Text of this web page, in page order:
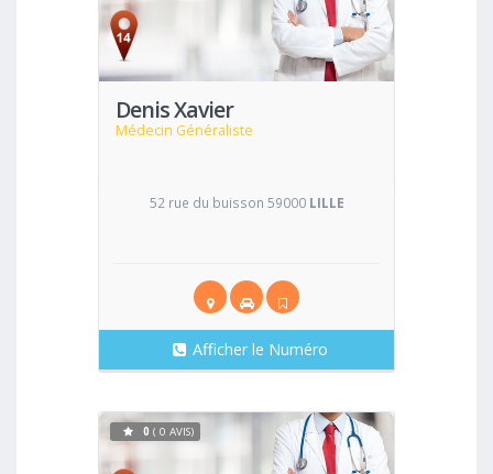
Denis Xavier
Médecin Généraliste
Voir
52 rue du buisson 59000 LILLE
Afficher le Numéro
0 ( 0 AVIS)